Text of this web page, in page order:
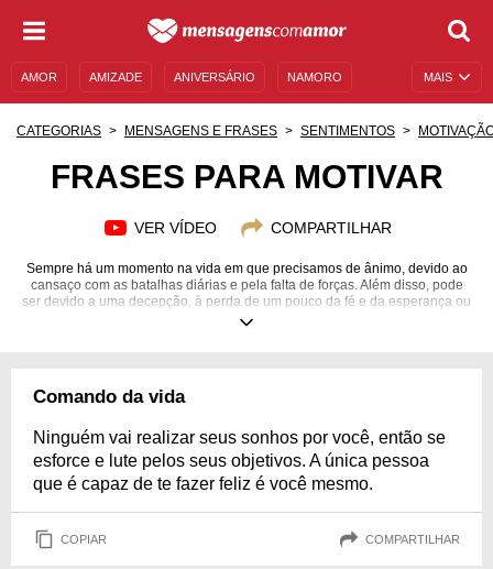
MAIS
AMOR AMIZADE ANIVERSÁRIO NAMORO
CATEGORIAS MENSAGENS E FRASES SENTIMENTOS
FRASES PARA MOTIVAR
VER VÍDEO COMPARTILHAR
Sempre há um momento na vida em que precisamos de ânimo, devido ao
cansaço com as batalhas diárias e pela falta de forças. Além disso, pode
ser devido a uma decepção, à perda de um pouco da fé e da esperança ou
por algo que não ocorreu como o desejado. Isso acontece conosco ou com
precisando. Encontre frases que vão motivar a proporcionar energia para
Comando da vida
Ninguém vai realizar seus sonhos por você, então se
esforce e lute pelos seus objetivos. A única pessoa
que é capaz de te fazer feliz é você mesmo.
COPIAR COMPARTILHAR